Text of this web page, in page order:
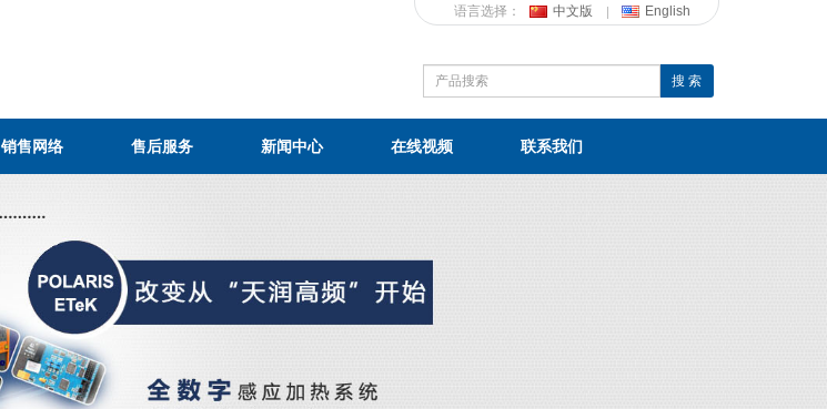
语言选择： 中文版 English
搜 索
销售网络 售后服务 新闻中心 在线视频 联系我们